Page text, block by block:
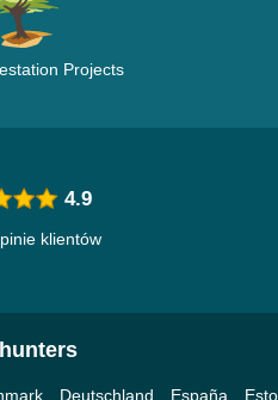
Projects
4.9
klientów
Deutschland España